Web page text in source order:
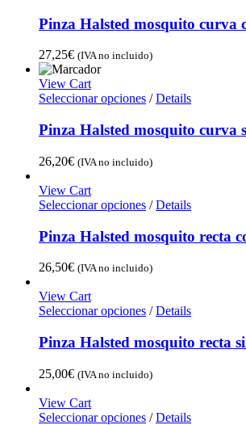
Pinza Halsted mosquito curva
27,25€ (IVA no incluido)
View Cart
Seleccionar opciones / Details
Pinza Halsted mosquito curva
26,20€ (IVA no incluido)
View Cart
Seleccionar opciones / Details
Pinza Halsted mosquito recta
26,50€ (IVA no incluido)
View Cart
Seleccionar opciones / Details
Pinza Halsted mosquito recta
25,00€ (IVA no incluido)
View Cart
Seleccionar opciones / Details